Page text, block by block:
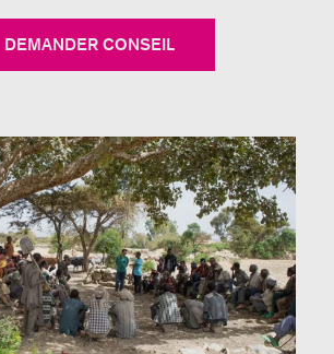
DEMANDER CONSEIL